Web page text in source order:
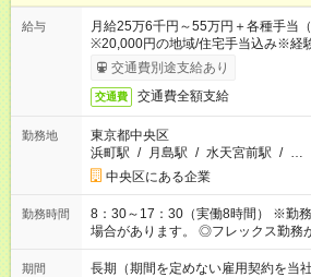
給与
月給25万6千円～55万円＋各種手当
※20,000円の地域/住宅手当込み※経
て加給・優遇します。★同一就業先
円の継続手当支給
交通費別途支給あり
交通費 交通費全額支給
勤務地
東京都中央区
浜町駅 / 月島駅 / 水天宮前駅 / …
中央区にある企業
勤務時間
8：30～17：30（実働8時間） ※勤
場合があります。 ◎フレックス勤務が可能な就業先もありま
す。 ◎今よりもさらに働きやすい
改革に全社をあげて取り組んでいま
期間
長期（期間を定めない雇用契約を当